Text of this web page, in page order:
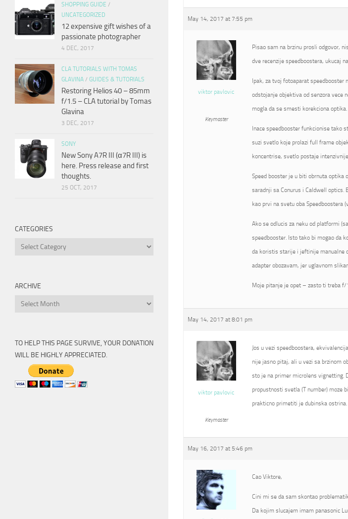
May 14, 2017 at 7:55 pm
viktor pavlovic
Keymaster
Pisao sam na brzinu prosli odgovor,
dve recenzije speedboostera, ukucaj
Ipak, za tvoj fotoaparat speedbooster
odstojanje objektiva od senzora vece
mogla da se smesti korekciona optika.
Inace speedbooster funkcionise tako
suzi svetlo koje prolazi full frame
koncentrise, svetlo postaje
Speed booster je u biti obrnuta optika
saradnji sa Conurus i Caldwell optics.
kao prvi na svetu oba Speedboostera
Ako se odlucis za neku od platformi
speedbooster. Isto tako bi mogao da
da koristis starije i jeftinije manualne
adapter obozavam, jer uglavnom
Moje pitanje je opet – zasto ti treba
May 14, 2017 at 8:01 pm
viktor pavlovic
Keymaster
Jos u vezi speedboostera,
nije jasno pitaj, ali u vezi sa brzinom
sto je na primer microlens
propustnosti svetla (T number) moze
prakticno primetiti je dubinska ostrina.
May 16, 2017 at 5:46 pm
Cao Viktore,
Cini mi se da sam skontao
Da kojim slucajem imam panasonic
SHOPPING GUIDE /
UNCATEGORIZED
12 expensive gift wishes of a
passionate photographer
4 DEC, 2017
CLA TUTORIALS WITH TOMAS
GLAVINA / GUIDES & TUTORIALS
Restoring Helios 40 – 85mm
f/1.5 – CLA tutorial by Tomas
Glavina
3 DEC, 2017
SONY
New Sony A7R III (α7R III) is
here. Press release and first
thoughts.
25 OCT, 2017
CATEGORIES
Categories
ARCHIVE
Archive
TO HELP THIS PAGE SURVIVE, YOUR DONATION
WILL BE HIGHLY APPRECIATED.